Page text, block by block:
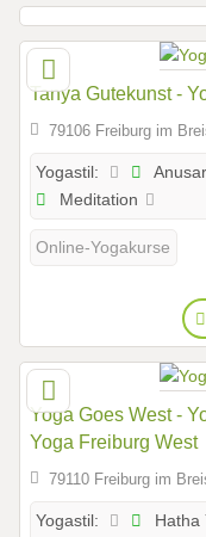
Tanya Gutekunst -
79106 Freiburg im
Yogastil:
Meditation
Online-Yogakurse
Yoga Goes West -
Yoga Freiburg West
79110 Freiburg im
Yogastil: Hatha